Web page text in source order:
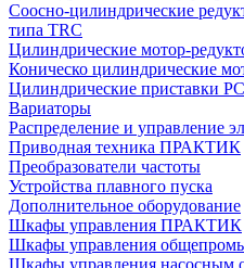
Соосно-цилиндрические
типа TRC
Цилиндрические мотор-
Коническо цилиндрические
Цилиндрические приставки PC
Вариаторы
Распределение и управление
Приводная техника ПРАКТИК
Преобразователи частоты
Устройства плавного пуска
Дополнительное оборудование
Шкафы управления ПРАКТИК
Шкафы управления
Шкафы управления насосным